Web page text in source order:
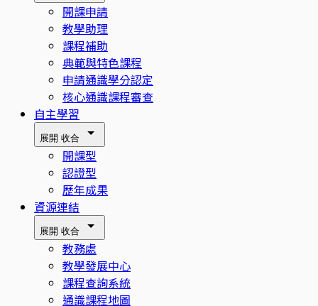
開課申請
教學助理
課程補助
典範與特色課程
申請通識學分認定
核心通識課程審查
自主學習
展開 收合
開課型
認證型
歷年成果
資源連結
展開 收合
教務處
教學發展中心
課程查詢系統
通識課程地圖